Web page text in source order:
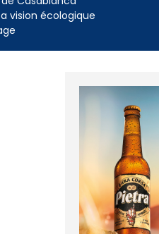
vision écologique